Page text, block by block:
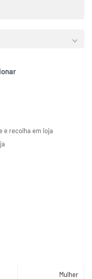
e recolha em loja
Mulher